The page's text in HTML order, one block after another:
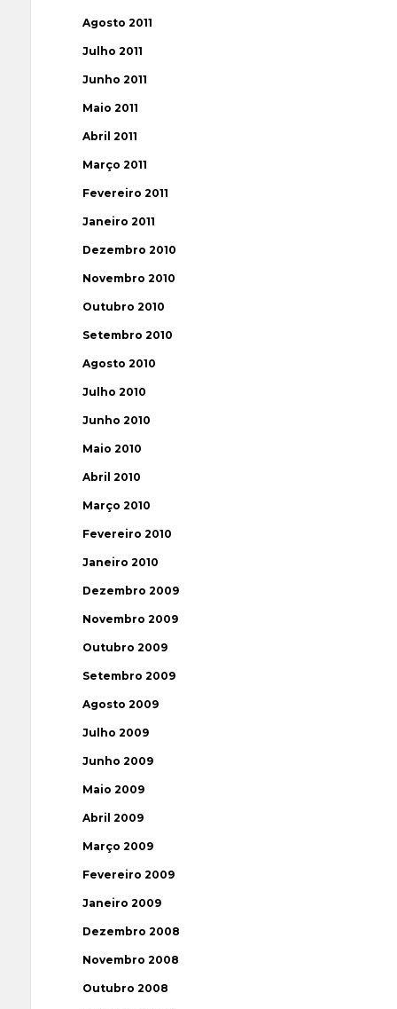
Agosto 2011
Julho 2011
Junho 2011
Maio 2011
Abril 2011
Março 2011
Fevereiro 2011
Janeiro 2011
Dezembro 2010
Novembro 2010
Outubro 2010
Setembro 2010
Agosto 2010
Julho 2010
Junho 2010
Maio 2010
Abril 2010
Março 2010
Fevereiro 2010
Janeiro 2010
Dezembro 2009
Novembro 2009
Outubro 2009
Setembro 2009
Agosto 2009
Julho 2009
Junho 2009
Maio 2009
Abril 2009
Março 2009
Fevereiro 2009
Janeiro 2009
Dezembro 2008
Novembro 2008
Outubro 2008